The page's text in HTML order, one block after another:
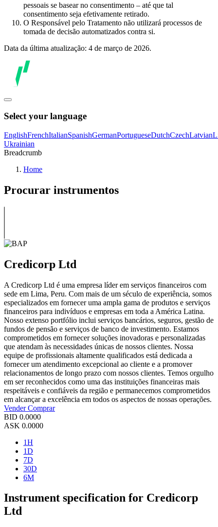
pessoais se basear no consentimento – até que tal
consentimento seja efetivamente retirado.
O Responsável pelo Tratamento não utilizará processos de
tomada de decisão automatizados contra si.
Data da última atualização: 4 de março de 2026.
Select your language
EnglishFrenchItalianSpanishGermanPortugueseDutchCzechLatvian
Ukrainian
Breadcrumb
Home
Procurar instrumentos
Credicorp Ltd
A Credicorp Ltd é uma empresa líder em serviços financeiros com
sede em Lima, Peru. Com mais de um século de experiência, somos
especializados em fornecer uma ampla gama de produtos e serviços
financeiros para indivíduos e empresas em toda a América Latina.
Nosso extenso portfólio inclui serviços bancários, seguros, gestão de
fundos de pensão e serviços de banco de investimento. Estamos
comprometidos em fornecer soluções inovadoras e personalizadas
que atendam às necessidades únicas de nossos clientes. Nossa
equipe de profissionais altamente qualificados está dedicada a
fornecer um atendimento excepcional ao cliente e a promover
relacionamentos de longo prazo com nossos clientes. Temos orgulho
em ser reconhecidos como uma das instituições financeiras mais
respeitáveis e confiáveis da região e permanecemos comprometidos
em alcançar a excelência em todos os aspectos de nossas operações.
VenderComprar
BID 0.0000
ASK 0.0000
1H
1D
7D
30D
6M
Instrument specification for Credicorp
Ltd